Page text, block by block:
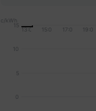
c/kWh
0
5
10
15
13:00 15:00 17:00 19:00